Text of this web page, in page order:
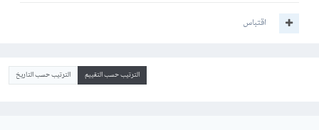
اقتباس
الترتيب حسب التقييم الترتيب حسب التاريخ